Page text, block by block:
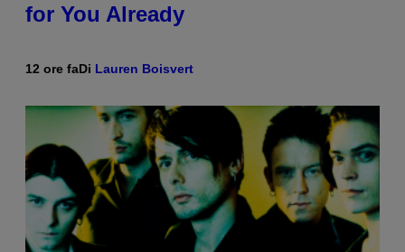
for You Already
12 ore faDi Lauren Boisvert